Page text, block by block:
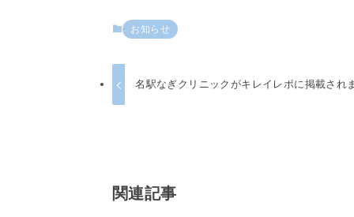
お知らせ
名駅なぎクリニックがキレイレポに掲載され
関連記事